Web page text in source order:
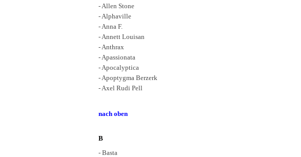
- Allen Stone
- Alphaville
- Anna F.
- Annett Louisan
- Anthrax
- Apassionata
- Apocalyptica
- Apoptygma Berzerk
- Axel Rudi Pell
nach oben
B
- Basta